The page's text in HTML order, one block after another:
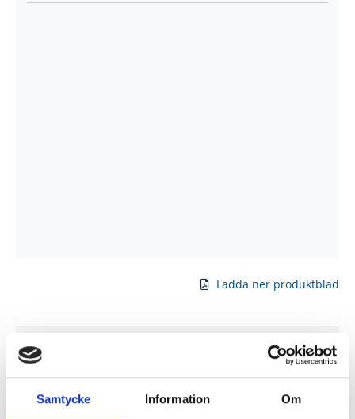
Samtycke Information Om
Ladda ner produktblad
Kvistfria vitmålade karmsidor till parinnerdörrar med
tätningslist och snap-in funktion. Komplettera med